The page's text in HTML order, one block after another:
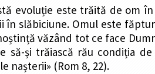
evoluție este trăită de om
slăbiciune. Omul este
văzând tot ce face
să-și trăiască rău condiția
nașterii» (Rom 8, 22).